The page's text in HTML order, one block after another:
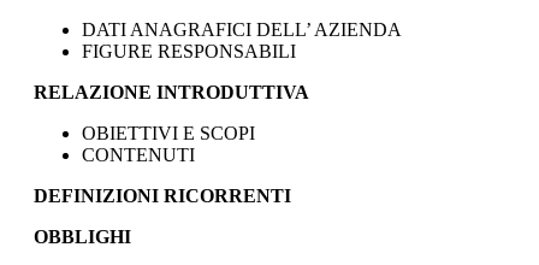
DATI ANAGRAFICI DELL’ AZIENDA
FIGURE RESPONSABILI
RELAZIONE INTRODUTTIVA
OBIETTIVI E SCOPI
CONTENUTI
DEFINIZIONI RICORRENTI
OBBLIGHI